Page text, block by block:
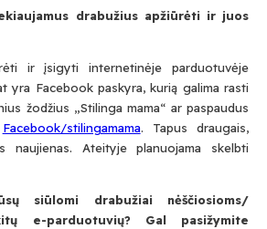
drabužius apžiūrėti ir juos
ir įsigyti internetinėje parduotuvėje
yra Facebook paskyra, kurią galima rasti
žodžius „Stilinga mama“ ar paspaudus
Facebook/stilingamama. Tapus draugais,
naujienas. Ateityje planuojama skelbti
siūlomi drabužiai nėščiosioms/
e-parduotuvių? Gal pasižymite